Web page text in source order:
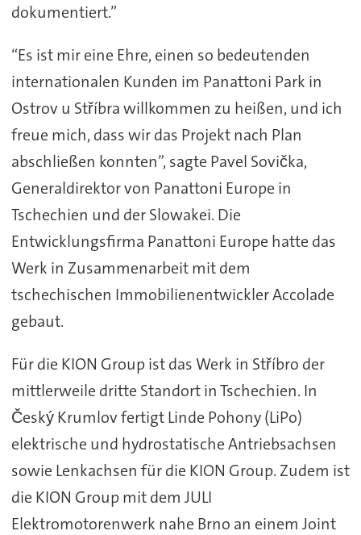
dokumentiert.”
“Es ist mir eine Ehre, einen so bedeutenden
internationalen Kunden im Panattoni Park in
Ostrov u Stříbra willkommen zu heißen, und ich
freue mich, dass wir das Projekt nach Plan
abschließen konnten”, sagte Pavel Sovička,
Generaldirektor von Panattoni Europe in
Tschechien und der Slowakei. Die
Entwicklungsfirma Panattoni Europe hatte das
Werk in Zusammenarbeit mit dem
tschechischen Immobilienentwickler Accolade
gebaut.
Für die KION Group ist das Werk in Stříbro der
mittlerweile dritte Standort in Tschechien. In
Český Krumlov fertigt Linde Pohony (LiPo)
elektrische und hydrostatische Antriebsachsen
sowie Lenkachsen für die KION Group. Zudem ist
die KION Group mit dem JULI
Elektromotorenwerk nahe Brno an einem Joint